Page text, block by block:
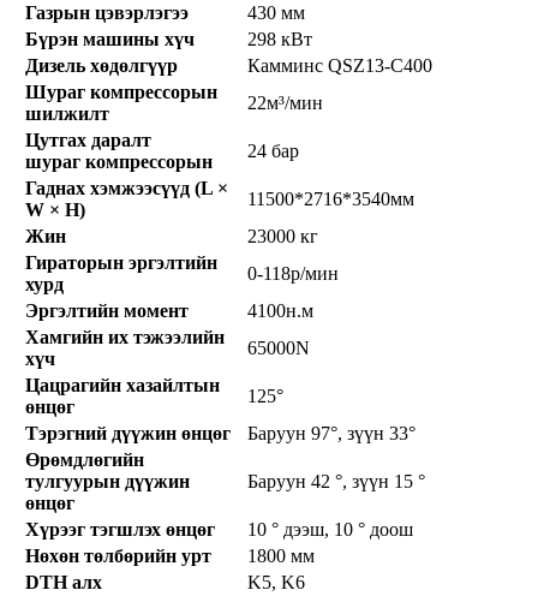
Газрын цэвэрлэгээ
430 мм
Бүрэн машины хүч
298 кВт
Дизель хөдөлгүүр
Камминс QSZ13-C400
Шураг компрессорын
шилжилт
22м³/мин
Цутгах даралт
шураг компрессорын
24 бар
Гаднах хэмжээсүүд (L ×
W × H)
11500*2716*3540мм
Жин
23000 кг
Гираторын эргэлтийн
хурд
0-118р/мин
Эргэлтийн момент
4100н.м
Хамгийн их тэжээлийн
хүч
65000N
Цацрагийн хазайлтын
өнцөг
125°
Тэрэгний дүүжин өнцөг
Баруун 97°, зүүн 33°
Өрөмдлөгийн
тулгуурын дүүжин
өнцөг
Баруун 42 °, зүүн 15 °
Хүрээг тэгшлэх өнцөг
10 ° дээш, 10 ° доош
Нөхөн төлбөрийн урт
1800 мм
DTH алх
K5, K6